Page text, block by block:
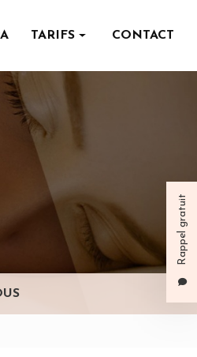
Rappel gratuit
TARIFS
Massage - spa
CONTACT